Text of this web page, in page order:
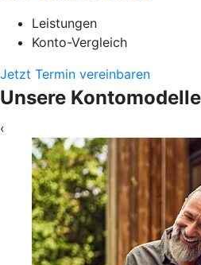
Leistungen
Konto-Vergleich
Jetzt Termin vereinbaren
Unsere Kontomodelle
‹